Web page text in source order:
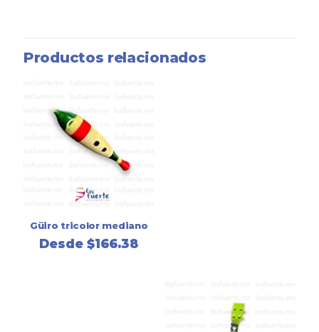
Productos relacionados
Güiro tricolor mediano
Desde$166.38